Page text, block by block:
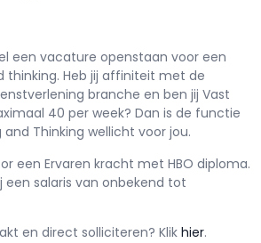
een vacature openstaan voor een
thinking. Heb jij affiniteit met de
branche en ben jij Vast
40 per week? Dan is de functie
Thinking wellicht voor jou.
een Ervaren kracht met HBO diploma.
een salaris van onbekend tot
en direct solliciteren? Klik hier.